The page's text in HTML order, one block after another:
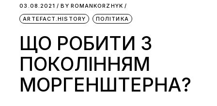
03.08.2021 BY ROMANKORZHYK
ARTEFACT.HISTORY
ПОЛІТИКА
ЩО РОБИТИ З
ПОКОЛІННЯМ
МОРГЕНШТЕРНА?